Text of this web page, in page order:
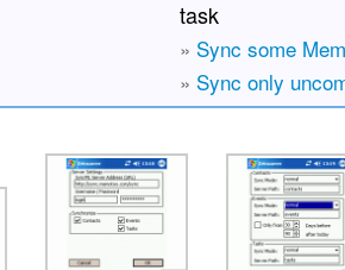
task
» Sync some
» Sync only